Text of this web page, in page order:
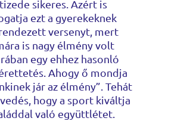
sikeres. Azért is
ezt a gyerekeknek
versenyt, mert
is nagy élmény volt
egy ehhez hasonló
Ahogy ő mondja
jár az élmény”. Tehát
hogy a sport kiváltja
való együttlétet.